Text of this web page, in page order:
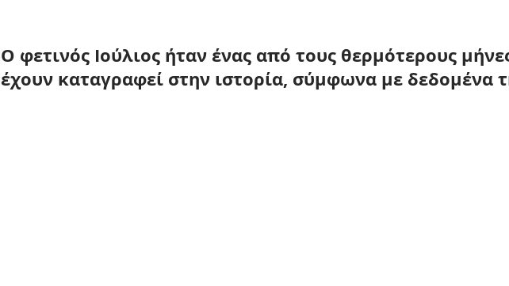
Ο φετινός Ιούλιος ήταν ένας από τους θερμότερους
έχουν καταγραφεί στην ιστορία, σύμφωνα με δεδομένα